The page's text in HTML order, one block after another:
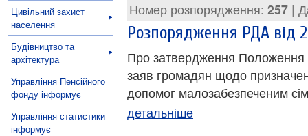
Цивільний захист
населення
Будівництво та
архітектура
Управління Пенсійного
фонду інформує
Управління статистики
інформує
Номер розпорядження: 257 |
Розпорядження РДА від
Про затвердження Положення
заяв громадян щодо
допомог малозабезпеченим
детальніше